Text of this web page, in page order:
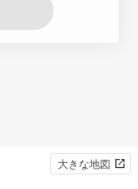
大きな地図